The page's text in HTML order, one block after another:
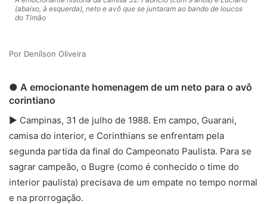
(abaixo, à esquerda), neto e avô que se juntaram ao bando de loucos
do Timão
Denílson Oliveira
● A emocionante homenagem de um neto para o avô
corintiano
► Campinas, 31 de julho de 1988. Em campo, Guarani,
camisa do interior, e Corinthians se enfrentam pela
segunda partida da final do Campeonato Paulista. Para se
sagrar campeão, o Bugre (como é conhecido o time do
interior paulista) precisava de um empate no tempo normal
e na prorrogação.